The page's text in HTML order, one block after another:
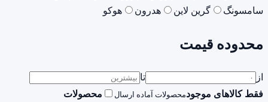
سامسونگ
گرین لاین هدرون هوکو
محدوده قیمت
از
تا
فقط کالاهای موجودمحصولات آماده ارسال
محصولات